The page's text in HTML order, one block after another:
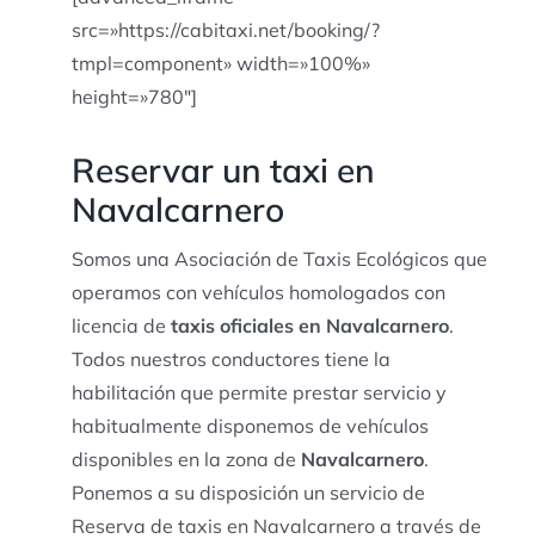
src=»https://cabitaxi.net/booking/?
tmpl=component» width=»100%»
height=»780″]
Reservar un taxi en
Navalcarnero
Somos una Asociación de Taxis Ecológicos que
operamos con vehículos homologados con
licencia de taxis oficiales en Navalcarnero.
Todos nuestros conductores tiene la
habilitación que permite prestar servicio y
habitualmente disponemos de vehículos
disponibles en la zona de Navalcarnero.
Ponemos a su disposición un servicio de
Reserva de taxis en Navalcarnero a través de